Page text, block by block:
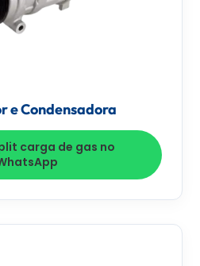
e Condensadora
carga de gas no